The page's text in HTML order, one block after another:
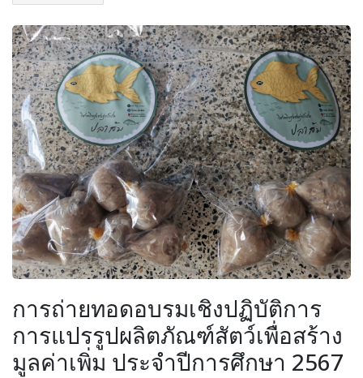
การถ่ายทอดอบรมเชิงปฏิบัติการ
การแปรรูปผลิตภัณฑ์สัตว์เพื่อสร้าง
มูลค่าเพิ่ม ประจำปีการศึกษา 2567